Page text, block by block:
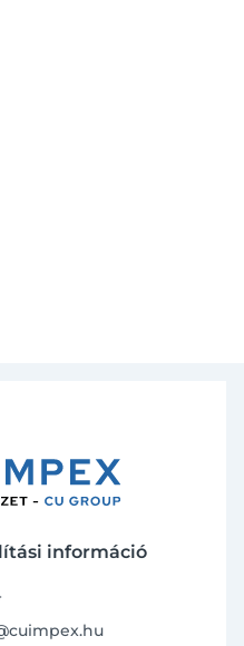
információ